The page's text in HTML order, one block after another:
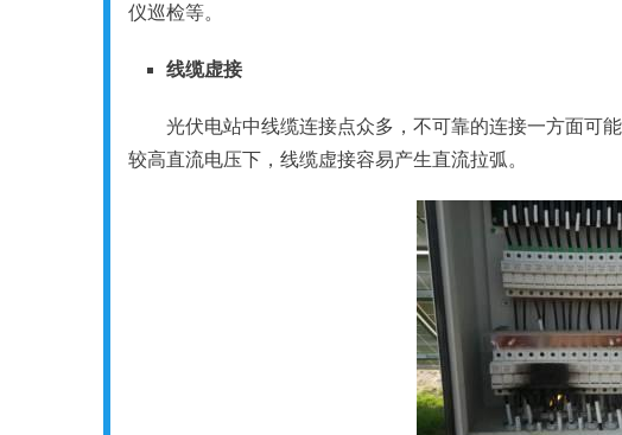
仪巡检等。
线缆虚接
光伏电站中线缆连接点众多，不可靠的连接一方面可
较高直流电压下，线缆虚接容易产生直流拉弧。